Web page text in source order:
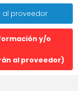
al proveedor
y/o
al proveedor)